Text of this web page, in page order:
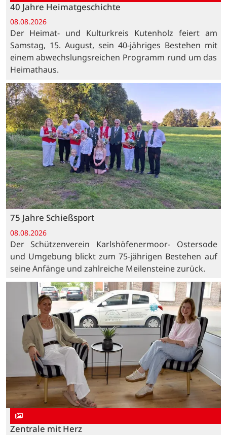
40 Jahre Heimatgeschichte
08.08.2026
Der Heimat- und Kulturkreis Kutenholz feiert am
Samstag, 15. August, sein 40-jähriges Bestehen mit
einem abwechslungsreichen Programm rund um das
Heimathaus.
75 Jahre Schießsport
08.08.2026
Der Schützenverein Karlshöfenermoor- Ostersode
und Umgebung blickt zum 75-jährigen Bestehen auf
seine Anfänge und zahlreiche Meilensteine zurück.
Zentrale mit Herz